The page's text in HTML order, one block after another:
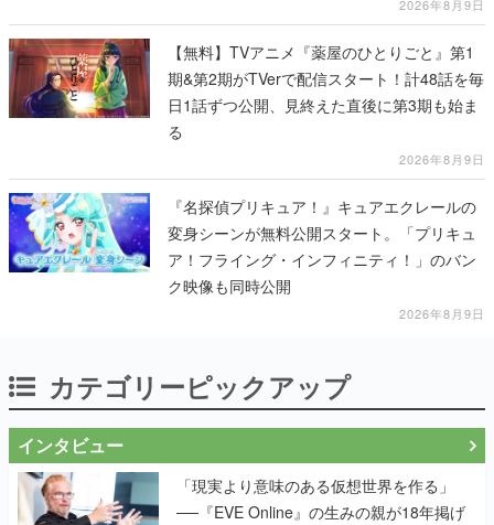
2026年8月9日
【無料】TVアニメ『薬屋のひとりごと』第1
期&第2期がTVerで配信スタート！計48話を毎
日1話ずつ公開、見終えた直後に第3期も始ま
る
2026年8月9日
『名探偵プリキュア！』キュアエクレールの
変身シーンが無料公開スタート。「プリキュ
ア！フライング・インフィニティ！」のバン
ク映像も同時公開
2026年8月9日
カテゴリーピックアップ
インタビュー
「現実より意味のある仮想世界を作る」
──『EVE Online』の生みの親が18年掲げ